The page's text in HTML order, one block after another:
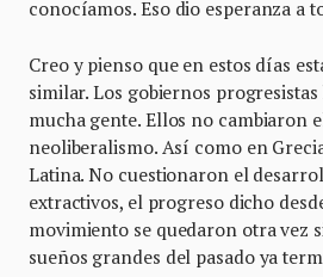
conocíamos. Eso dio esperanza a
Creo y pienso que en estos días
similar. Los gobiernos
mucha gente. Ellos no cambiaron
neoliberalismo. Así como en
Latina. No cuestionaron el
extractivos, el progreso dicho
movimiento se quedaron otra vez
sueños grandes del pasado ya